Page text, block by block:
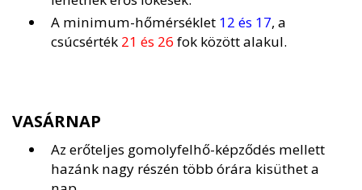
A minimum-hőmérséklet 12 és 17, a
csúcsérték 21 és 26 fok között alakul.
VASÁRNAP
Az erőteljes gomolyfelhő-képződés mellett
hazánk nagy részén több órára kisüthet a